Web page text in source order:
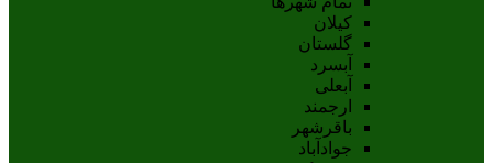
کیلان
گلستان
آبسرد
آبعلی
ارجمند
باقرشهر
جوادآباد